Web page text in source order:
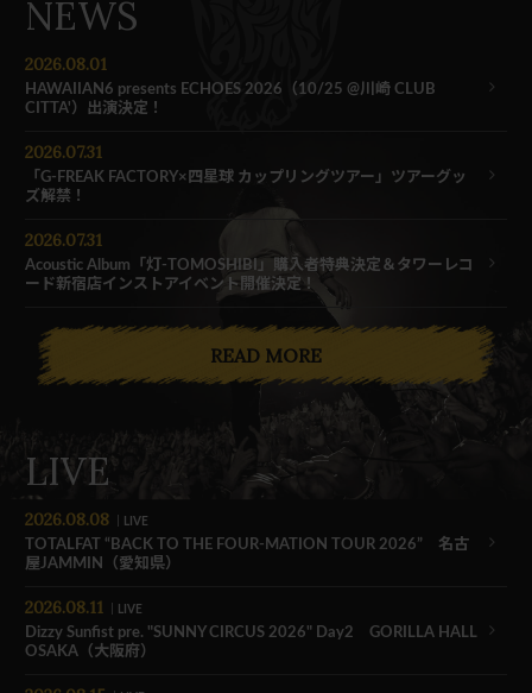
NEWS
2026.08.01
HAWAIIAN6 presents ECHOES 2026（10/25 @川崎 CLUB
CITTA'）出演決定！
2026.07.31
「G-FREAK FACTORY×四星球 カップリングツアー」ツアーグッ
ズ解禁！
2026.07.31
Acoustic Album「灯-TOMOSHIBI」購入者特典決定＆タワーレコ
ード新宿店インストアイベント開催決定！
READ MORE
LIVE
2026.08.08 LIVE
TOTALFAT “BACK TO THE FOUR-MATION TOUR 2026” 名古
屋JAMMIN（愛知県）
2026.08.11 LIVE
Dizzy Sunfist pre. "SUNNY CIRCUS 2026" Day2 GORILLA HALL
OSAKA（大阪府）